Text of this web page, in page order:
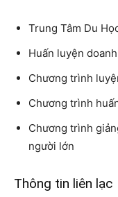
Trung Tâm Du
Huấn luyện
Chương trình
Chương trình
Chương trình
người lớn
Thông tin liên lạc